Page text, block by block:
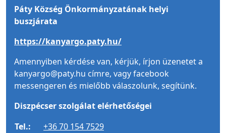
Páty Község Önkormányzatának helyi
buszjárata
https://kanyargo.paty.hu/
Amennyiben kérdése van, kérjük, írjon üzenetet a
kanyargo@paty.hu címre, vagy facebook
messengeren és mielőbb válaszolunk, segítünk.
Diszpécser szolgálat elérhetőségei
Tel.:
+36 70 154 7529